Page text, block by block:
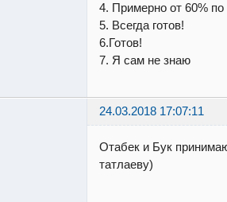
4. Примерно от 60% по
5. Всегда готов!
6.Готов!
7. Я сам не знаю
24.03.2018 17:07:11
Отабек и Бук
татлаеву)